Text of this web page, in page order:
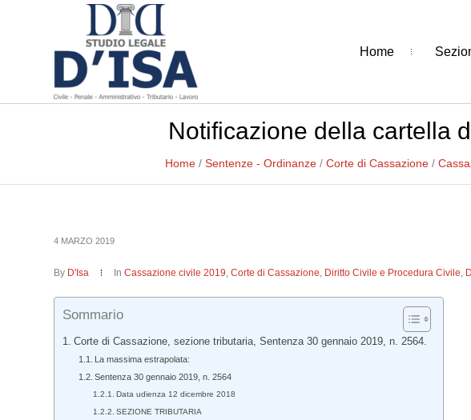
Home
Notificazione della cartella
Home / Sentenze - Ordinanze / Corte di Cassazione /
4 MARZO 2019
By D'Isa InCassazione civile 2019,Corte di Cassazione, Diritto Civile e Procedura Civile,
Sommario
Corte di Cassazione, sezione tributaria, Sentenza 30 gennaio 2019, n. 2564.
La massima estrapolata:
Sentenza 30 gennaio 2019, n. 2564
Data udienza 12 dicembre 2018
SEZIONE TRIBUTARIA